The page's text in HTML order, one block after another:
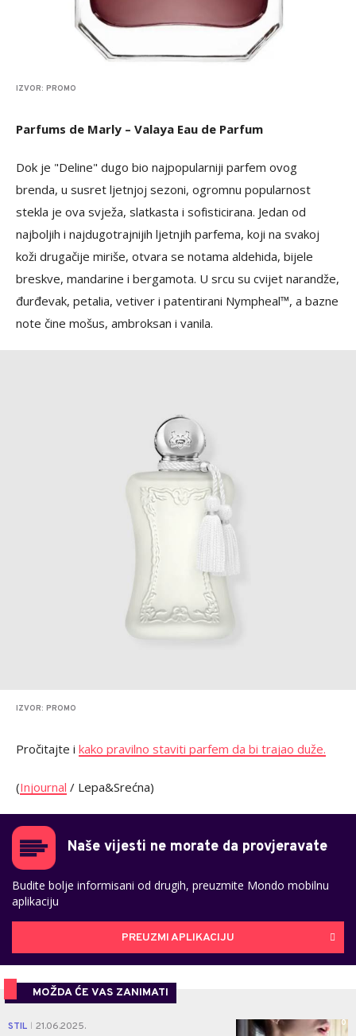
IZVOR: PROMO
Parfums de Marly – Valaya Eau de Parfum
Dok je "Deline" dugo bio najpopularniji parfem ovog
brenda, u susret ljetnjoj sezoni, ogromnu popularnost
stekla je ova svježa, slatkasta i sofisticirana. Jedan od
najboljih i najdugotrajnijih ljetnjih parfema, koji na svakoj
koži drugačije miriše, otvara se notama aldehida, bijele
breskve, mandarine i bergamota. U srcu su cvijet narandže,
đurđevak, petalia, vetiver i patentirani Nympheal™, a bazne
note čine mošus, ambroksan i vanila.
IZVOR: PROMO
Pročitajte i kako pravilno staviti parfem da bi trajao duže.
(Injournal / Lepa&Srećna)
Naše vijesti ne morate da provjeravate
Budite bolje informisani od drugih, preuzmite Mondo mobilnu
aplikaciju
PREUZMI APLIKACIJU
MOŽDA ĆE VAS ZANIMATI
STIL 21.06.2025. 0